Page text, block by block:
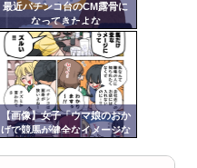
最近パチンコ台のCM露骨に
なってきたよな
【画像】女子「ウマ娘のおか
げで競馬が健全なイメージな
は？」